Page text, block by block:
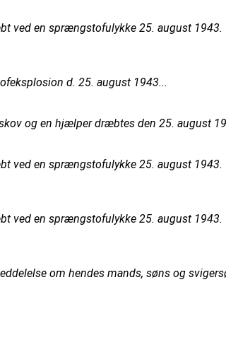
ved en sprængstofulykke 25. august 1943.
d. 25. august 1943...
og en hjælper dræbtes den 25. august
ved en sprængstofulykke 25. august 1943.
ved en sprængstofulykke 25. august 1943.
om hendes mands, søns og